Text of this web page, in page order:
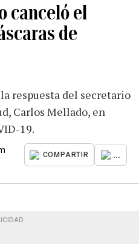
canceló el
de
respuesta del secretario
Carlos Mellado, en
19.
COMPARTIR ...